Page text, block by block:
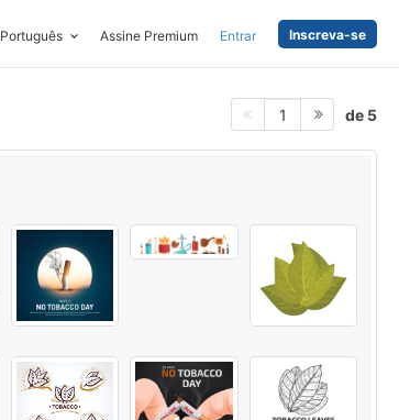
Português Assine Premium Entrar Inscreva-se
1 de 5